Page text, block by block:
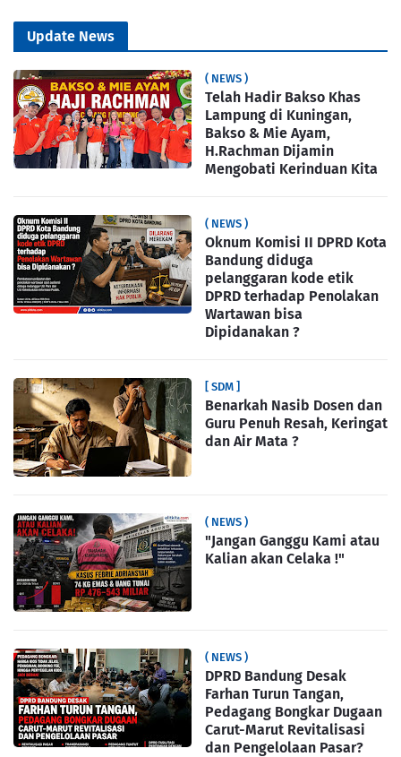
Update News
( NEWS )
Telah Hadir Bakso Khas
Lampung di Kuningan,
Bakso & Mie Ayam,
H.Rachman Dijamin
Mengobati Kerinduan Kita
( NEWS )
Oknum Komisi II DPRD Kota
Bandung diduga
pelanggaran kode etik
DPRD terhadap Penolakan
Wartawan bisa
Dipidanakan ?
[ SDM ]
Benarkah Nasib Dosen dan
Guru Penuh Resah, Keringat
dan Air Mata ?
( NEWS )
"Jangan Ganggu Kami atau
Kalian akan Celaka !"
( NEWS )
DPRD Bandung Desak
Farhan Turun Tangan,
Pedagang Bongkar Dugaan
Carut-Marut Revitalisasi
dan Pengelolaan Pasar?